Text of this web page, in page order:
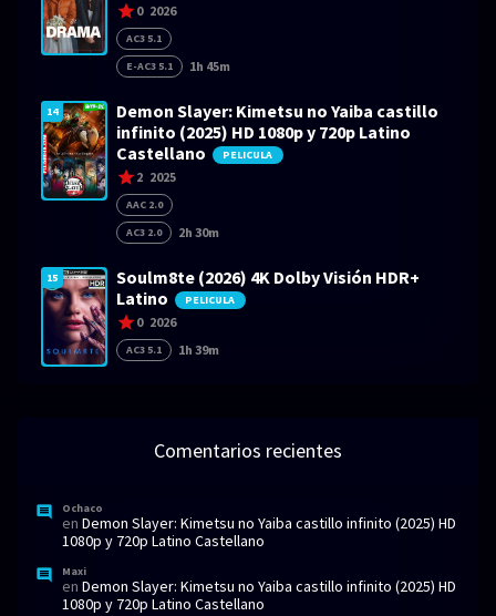
0 2026
AC3 5.1
E-AC3 5.1
1h 45m
14
Demon Slayer: Kimetsu no Yaiba castillo
infinito (2025) HD 1080p y 720p Latino
Castellano
PELICULA
2 2025
AAC 2.0
AC3 2.0
2h 30m
15
Soulm8te (2026) 4K Dolby Visión HDR+
Latino
PELICULA
0 2026
AC3 5.1 1h 39m
Comentarios recientes
Ochaco
en Demon Slayer: Kimetsu no Yaiba castillo infinito (2025) HD
1080p y 720p Latino Castellano
Maxi
en Demon Slayer: Kimetsu no Yaiba castillo infinito (2025) HD
1080p y 720p Latino Castellano